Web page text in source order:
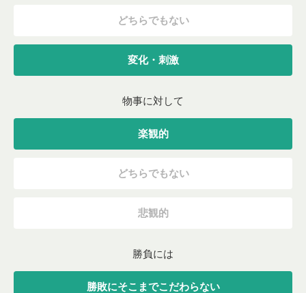
どちらでもない
変化・刺激
物事に対して
楽観的
どちらでもない
悲観的
勝負には
勝敗にそこまでこだわらない